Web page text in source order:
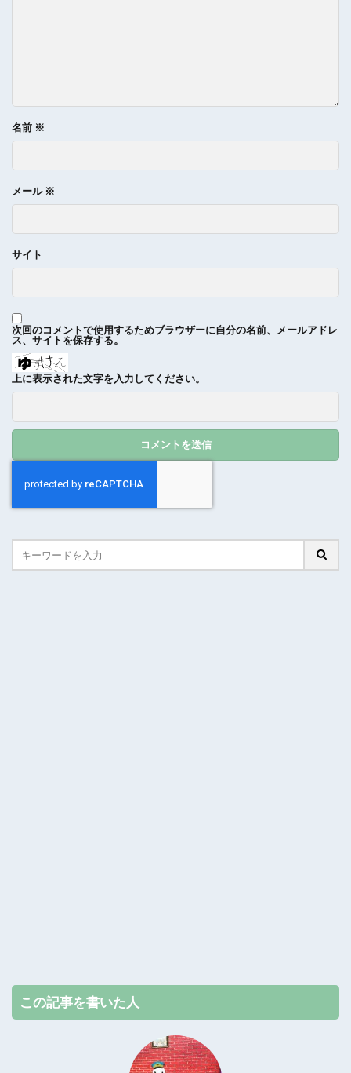
名前 ※
メール ※
サイト
次回のコメントで使用するためブラウザーに自分の名前、メールアドレ
ス、サイトを保存する。
上に表示された文字を入力してください。
この記事を書いた人